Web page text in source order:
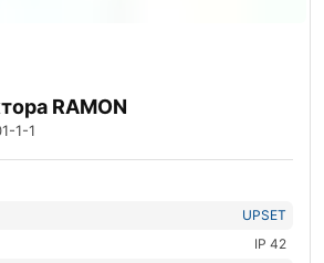
RAMON
1-1
UPSET
IP 42